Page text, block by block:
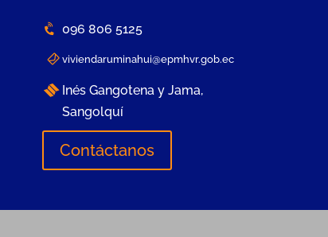
096 806 5125
viviendaruminahui@epmhvr.gob.ec
Inés Gangotena y Jama,
Sangolquí
Contáctanos